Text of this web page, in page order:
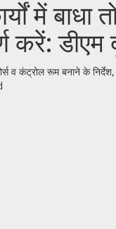
में बाधा
करें:
व कंट्रोल रूम बनाने के